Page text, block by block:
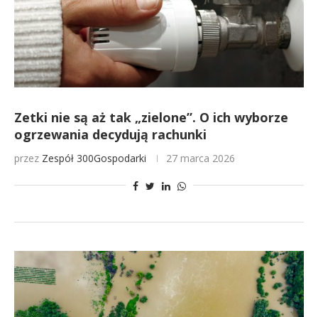
Zetki nie są aż tak „zielone”. O ich wyborze
ogrzewania decydują rachunki
przez Zespół 300Gospodarki 27 marca 2026